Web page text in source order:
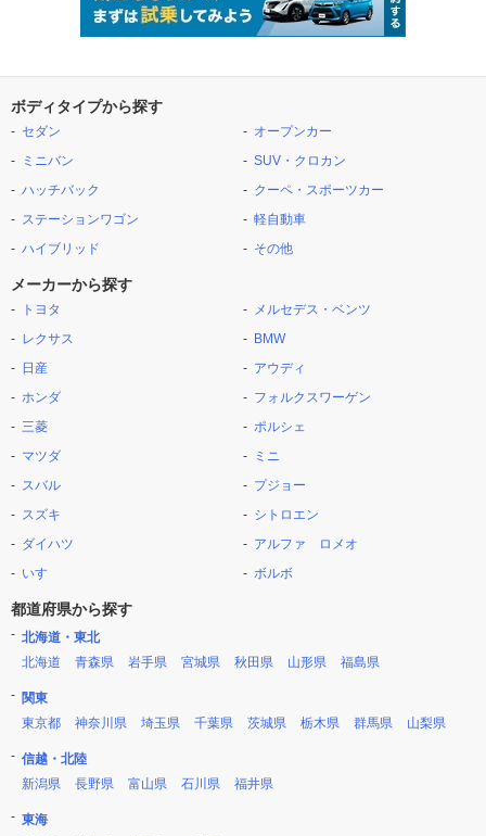
ボディタイプから探す
セダン
ミニバン
ハッチバック
ステーションワゴン
ハイブリッド
オープンカー
SUV・クロカン
クーペ・スポーツカー
軽自動車
その他
メーカーから探す
トヨタ
レクサス
日産
ホンダ
三菱
マツダ
スバル
スズキ
ダイハツ
いすゞ
メルセデス・ベンツ
BMW
アウディ
フォルクスワーゲン
ポルシェ
ミニ
プジョー
シトロエン
アルファ ロメオ
ボルボ
都道府県から探す
北海道・東北
北海道
青森県 岩手県 宮城県 秋田県 山形県 福島県
関東
東京都
神奈川県 埼玉県 千葉県 茨城県 栃木県 群馬県 山梨県
信越・北陸
新潟県
長野県 富山県 石川県 福井県
東海